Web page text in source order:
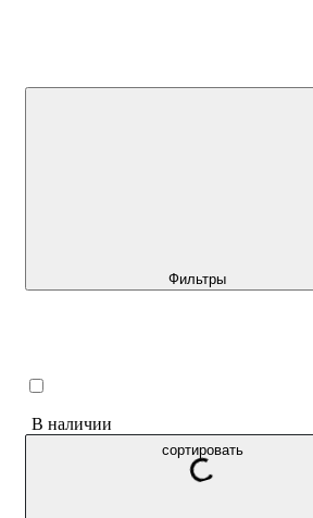
Фильтры
В наличии
сортировать